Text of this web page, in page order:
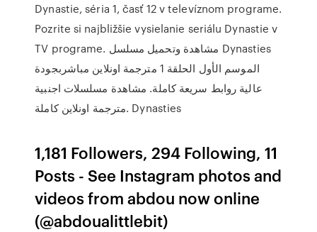
Dynastie, séria 1, časť 12 v televíznom programe.
Pozrite si najbližšie vysielanie seriálu Dynastie v
TV programe. مشاهدة وتحميل مسلسل Dynasties
الموسم الأول الحلقة 1 مترجمة اونلاين مباشربجودة
عالية روابط سريعة كاملة. مشاهدة مسلسلات اجنبية
مترجمة اونلاين كاملة. Dynasties
1,181 Followers, 294 Following, 11
Posts - See Instagram photos and
videos from abdou now online
(@abdoualittlebit)